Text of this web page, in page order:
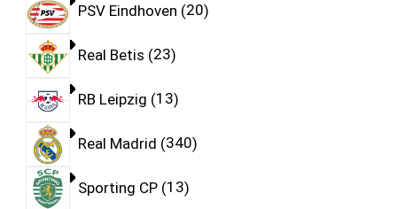
PSV Eindhoven 20
Real Betis 23
RB Leipzig 13
Real Madrid 340
Sporting CP 13